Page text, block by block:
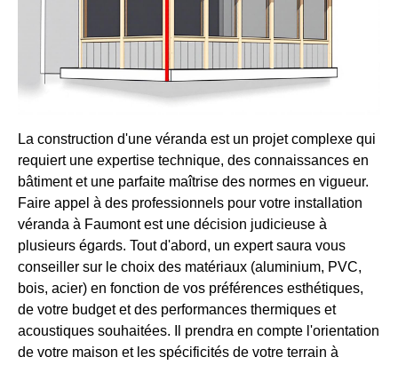
La construction d'une véranda est un projet complexe qui
requiert une expertise technique, des connaissances en
bâtiment et une parfaite maîtrise des normes en vigueur.
Faire appel à des professionnels pour votre installation
véranda à Faumont est une décision judicieuse à
plusieurs égards. Tout d'abord, un expert saura vous
conseiller sur le choix des matériaux (aluminium, PVC,
bois, acier) en fonction de vos préférences esthétiques,
de votre budget et des performances thermiques et
acoustiques souhaitées. Il prendra en compte l'orientation
de votre maison et les spécificités de votre terrain à